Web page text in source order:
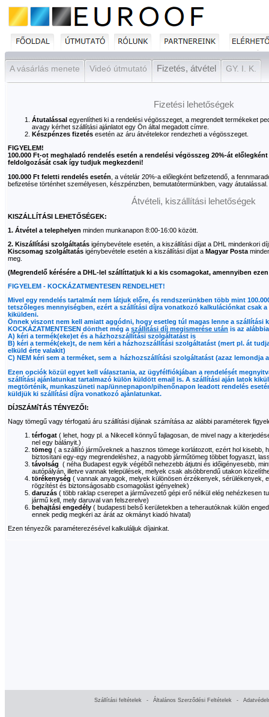
A vásárlás menete Videó útmutató Fizetés, átvétel GY. I. K.
Fizetési lehetőségek
Átutalással egyenlítheti ki a rendelési végösszeget, a megrendelt termékeket
avagy kérhet szállítási ajánlatot egy Ön által megadott címre.
Készpénzes fizetés esetén az áru átvételekor rendezheti a végösszeget.
FIGYELEM!
100.000 Ft-ot meghaladó rendelés esetén a rendelési végösszeg 20%-át
feldolgozását csak így tudjuk megkezdeni!
100.000 Ft feletti rendelés esetén , a vételár 20%-a előlegként befizetendő, a
befizetése történhet személyesen, készpénzben, bemutatótermünkben, vagy átutalással.
Átvételi, kiszállítási lehetőségek
KISZÁLLÍTÁSI LEHETŐSÉGEK:
1. Átvétel a telephelyen minden munkanapon 8:00-16:00 között.
2. Kiszállítási szolgáltatás igénybevétele esetén, a kiszállítási díjat a DHL mindenkori
Kiscsomag szolgáltatás igénybevétele esetén a kiszállítási díjat a Magyar Posta
meg.
(Megrendelő kérésére a DHL-lel szállíttatjuk ki a kis csomagokat, amennyiben
FIGYELEM - KOCKÁZATMENTESEN RENDELHET!
Mivel egy rendelés tartalmát nem látjuk előre, és rendszerünkben több mint
tetszőleges mennyiségben, ezért a szállítási díjra vonatkozó kalkulációnkat csak
kiküldeni.
Önnek viszont nem kell amiatt aggódni, hogy esetleg túl magas lenne a szállítási
KOCKÁZATMENTESEN dönthet még a szállítási díj megismerése után is az
A) kéri a termék(eke)et és a házhozszállítási szolgáltatást is
B) kéri a termék(eke)t, de nem kéri a házhozszállítási szolgáltatást (mert pl. át
elküld érte valakit)
C) NEM kéri sem a terméket, sem a házhozszállítási szolgáltatást (azaz lemondja
Ezen opciók közül egyet kell választania, az ügyfélfiókjában a rendelését
szállítási ajánlatunkat tartalmazó külön küldött email is. A szállítási aján latok
megtörténik, munkaszüneti nap/ünnepnapon/pihenőnapon leadott rendelés
küldjük ki szállítási díjra vonatkozó ajánlatunkat.
DÍJSZÁMíTÁS TÉNYEZŐI:
Nagy tömegű vagy térfogatú áru szállítási díjának számítása az alábbi paraméterek
térfogat ( lehet, hogy pl. a Nikecell könnyű fajlagosan, de mivel nagy a
nel egy bálányit.)
tömeg ( a szállító járműveknek a hasznos tömege korlátozott, ezért hol kisebb,
biztosítani egy-egy megrendeléshez, a nagyobb járműtömeg többet fogyaszt,
távolság ( néha Budapest egyik végéből nehezebb átjutni és időigényesebb,
autópályán, illetve vannak települések, melyek csak alsóbbrendű utakon
törékenység ( vannak anyagok, melyek különösen érzékenyek, sérülékenyek,
rögzítést és biztonságosabb csomagolást igényelnek)
daruzás ( több raklap cserepet a járművezető gépi erő nélkül elég nehézkesen
jármű kell, mely daruval van felszerelve)
behajtási engedély ( budapesti belső kerületekben a teherautóknak külön
ennek pedig megkéri az árát az okmányt kiadó hivatal)
Ezen tényezők paraméterezésével kalkuláljuk díjainkat.
Szállítási feltételek - Általános Szerződési Feltételek -